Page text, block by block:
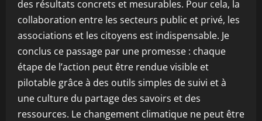
des résultats concrets et mesurables. Pour cela, la
collaboration entre les secteurs public et privé, les
associations et les citoyens est indispensable. Je
conclus ce passage par une promesse : chaque
étape de l’action peut être rendue visible et
pilotable grâce à des outils simples de suivi et à
une culture du partage des savoirs et des
ressources. Le changement climatique ne peut être